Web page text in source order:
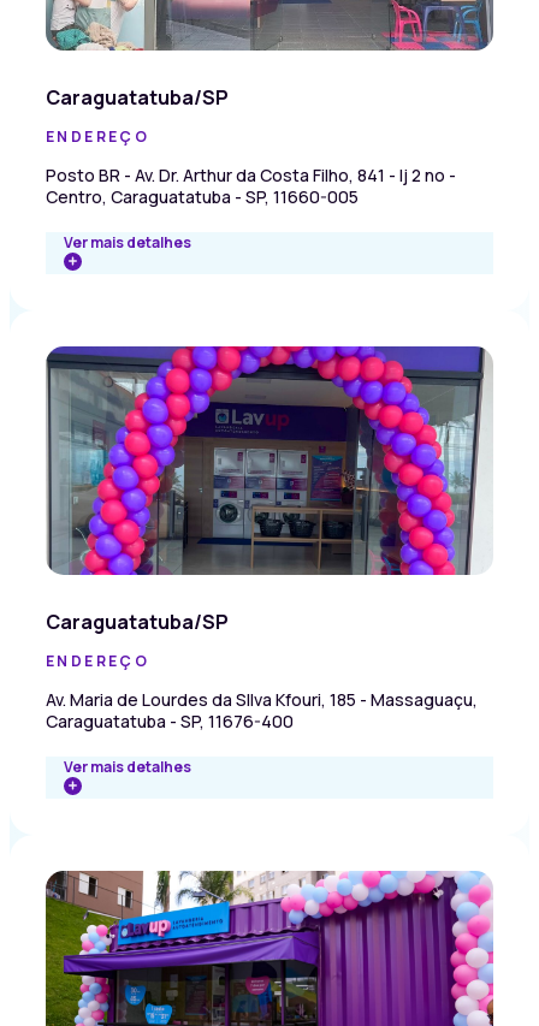
Caraguatatuba/SP
ENDEREÇO
Posto BR - Av. Dr. Arthur da Costa Filho, 841 - lj 2 no -
Centro, Caraguatatuba - SP, 11660-005
Ver mais detalhes
Caraguatatuba/SP
ENDEREÇO
Av. Maria de Lourdes da SIlva Kfouri, 185 - Massaguaçu,
Caraguatatuba - SP, 11676-400
Ver mais detalhes